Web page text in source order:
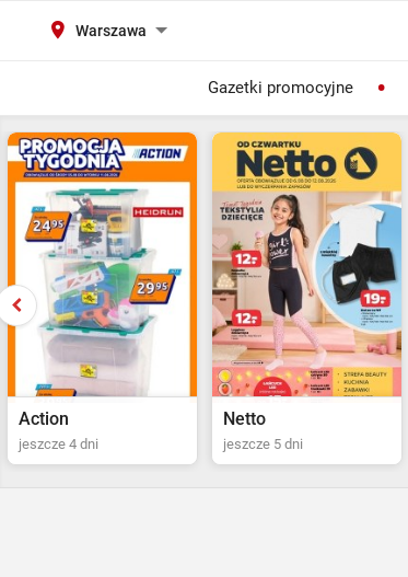
Warszawa
Gazetki promocyjne
Action
jeszcze 4 dni
Netto
jeszcze 5 dni